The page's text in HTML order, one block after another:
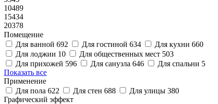
10489
15434
20378
Помещение
Для ванной 692 Для гостиной 634 Для кухни 660
Для лоджии 10 Для общественных мест 503
Для прихожей 596 Для санузла 646 Для спальни 5
Показать все
Применение
Для пола 622 Для стен 688 Для улицы 380
Графический эффект